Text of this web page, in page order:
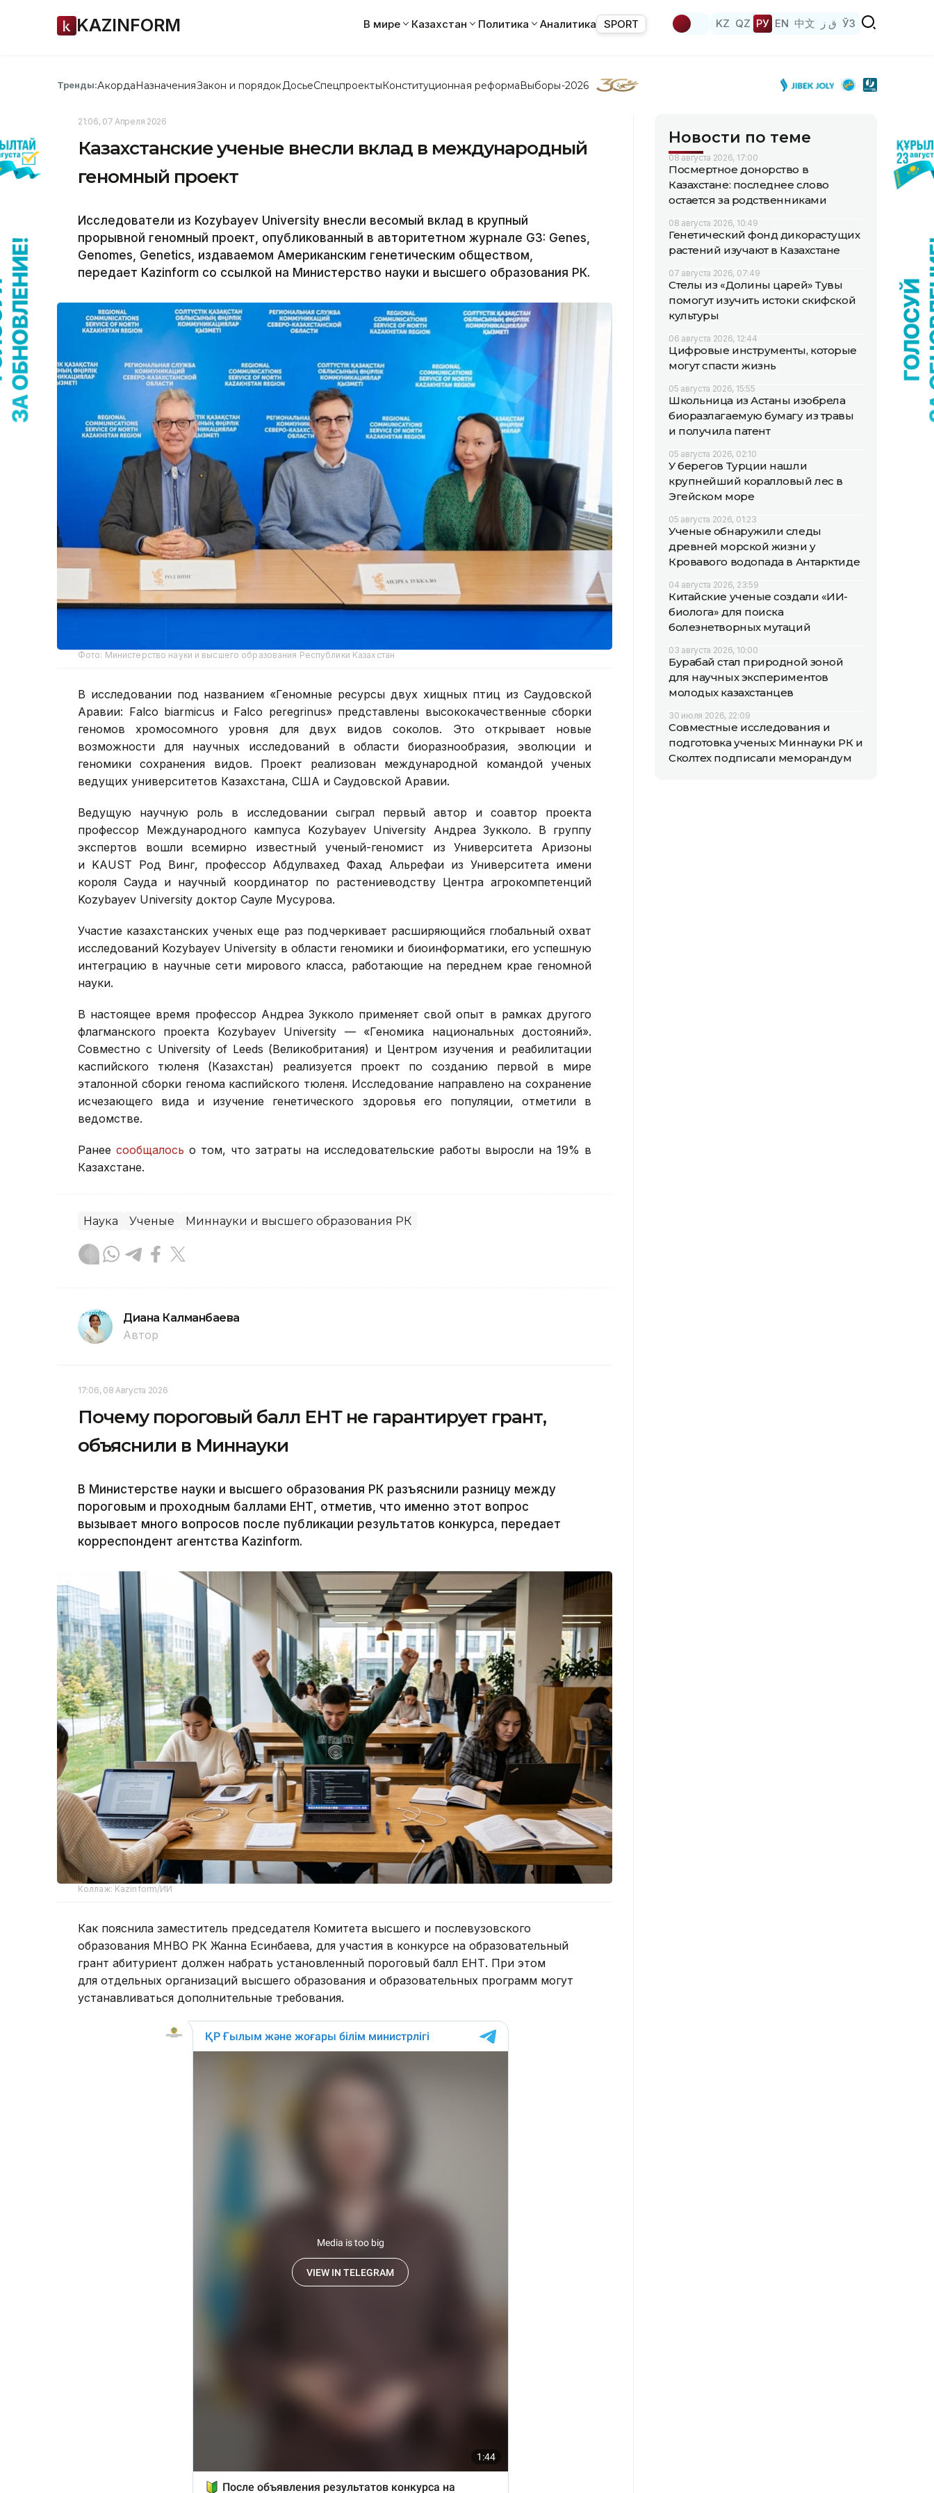
KAZINFORM В мире Казахстан Политика Аналитика SPORT KZ QZ РУ EN 中文 ق ز ЎЗ
Тренды:АкордаНазначенияЗакон и порядок ДосьеСпецпроектыКонституционная реформаВыборы-2026
21:06, 07 Апреля 2026
Казахстанские ученые внесли вклад в международный
геномный проект
Исследователи из Kozybayev University внесли весомый вклад в крупный
прорывной геномный проект, опубликованный в авторитетном журнале G3: Genes,
Genomes, Genetics, издаваемом Американским генетическим обществом,
передает Kazinform со ссылкой на Министерство науки и высшего образования РК.
Фото: Министерство науки и высшего образования Республики Казахстан
В исследовании под названием «Геномные ресурсы двух хищных птиц из Саудовской
Аравии: Falco biarmicus и Falco peregrinus» представлены высококачественные сборки
геномов хромосомного уровня для двух видов соколов. Это открывает новые
возможности для научных исследований в области биоразнообразия, эволюции и
геномики сохранения видов. Проект реализован международной командой ученых
ведущих университетов Казахстана, США и Саудовской Аравии.
Ведущую научную роль в исследовании сыграл первый автор и соавтор проекта
профессор Международного кампуса Kozybayev University Андреа Зукколо. В группу
экспертов вошли всемирно известный ученый-геномист из Университета Аризоны
и KAUST Род Винг, профессор Абдулвахед Фахад Альрефаи из Университета имени
короля Сауда и научный координатор по растениеводству Центра агрокомпетенций
Kozybayev University доктор Сауле Мусурова.
Участие казахстанских ученых еще раз подчеркивает расширяющийся глобальный охват
исследований Kozybayev University в области геномики и биоинформатики, его успешную
интеграцию в научные сети мирового класса, работающие на переднем крае геномной
науки.
В настоящее время профессор Андреа Зукколо применяет свой опыт в рамках другого
флагманского проекта Kozybayev University — «Геномика национальных достояний».
Совместно с University of Leeds (Великобритания) и Центром изучения и реабилитации
каспийского тюленя (Казахстан) реализуется проект по созданию первой в мире
эталонной сборки генома каспийского тюленя. Исследование направлено на сохранение
исчезающего вида и изучение генетического здоровья его популяции, отметили в
ведомстве.
Ранее сообщалось о том, что затраты на исследовательские работы выросли на 19% в
Казахстане.
Наука Ученые Миннауки и высшего образования РК
Диана Калманбаева
Автор
17:06, 08 Августа 2026
Почему пороговый балл ЕНТ не гарантирует грант,
объяснили в Миннауки
В Министерстве науки и высшего образования РК разъяснили разницу между
пороговым и проходным баллами ЕНТ, отметив, что именно этот вопрос
вызывает много вопросов после публикации результатов конкурса, передает
корреспондент агентства Kazinform.
Коллаж: Kazinform/ИИ
Как пояснила заместитель председателя Комитета высшего и послевузовского
образования МНВО РК Жанна Есинбаева, для участия в конкурсе на образовательный
грант абитуриент должен набрать установленный пороговый балл ЕНТ. При этом
для отдельных организаций высшего образования и образовательных программ могут
устанавливаться дополнительные требования.
Новости по теме
08 августа 2026, 17:00
Посмертное донорство в
Казахстане: последнее слово
остается за родственниками
08 августа 2026, 10:49
Генетический фонд дикорастущих
растений изучают в Казахстане
07 августа 2026, 07:49
Стелы из «Долины царей» Тувы
помогут изучить истоки скифской
культуры
06 августа 2026, 12:44
Цифровые инструменты, которые
могут спасти жизнь
05 августа 2026, 15:55
Школьница из Астаны изобрела
биоразлагаемую бумагу из травы
и получила патент
05 августа 2026, 02:10
У берегов Турции нашли
крупнейший коралловый лес в
Эгейском море
05 августа 2026, 01:23
Ученые обнаружили следы
древней морской жизни у
Кровавого водопада в Антарктиде
04 августа 2026, 23:59
Китайские ученые создали «ИИ-
биолога» для поиска
болезнетворных мутаций
03 августа 2026, 10:00
Бурабай стал природной зоной
для научных экспериментов
молодых казахстанцев
30 июля 2026, 22:09
Совместные исследования и
подготовка ученых: Миннауки РК и
Сколтех подписали меморандум